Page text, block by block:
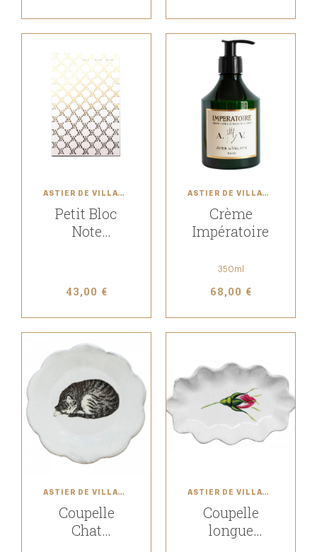
ASTIER DE VILLATTE
Petit Bloc
Note
43,00 €
ASTIER DE VILLATTE
Crème
Impératoire
350ml
68,00 €
ASTIER DE VILLATTE
Coupelle
Chat
ASTIER DE VILLATTE
Coupelle
longue